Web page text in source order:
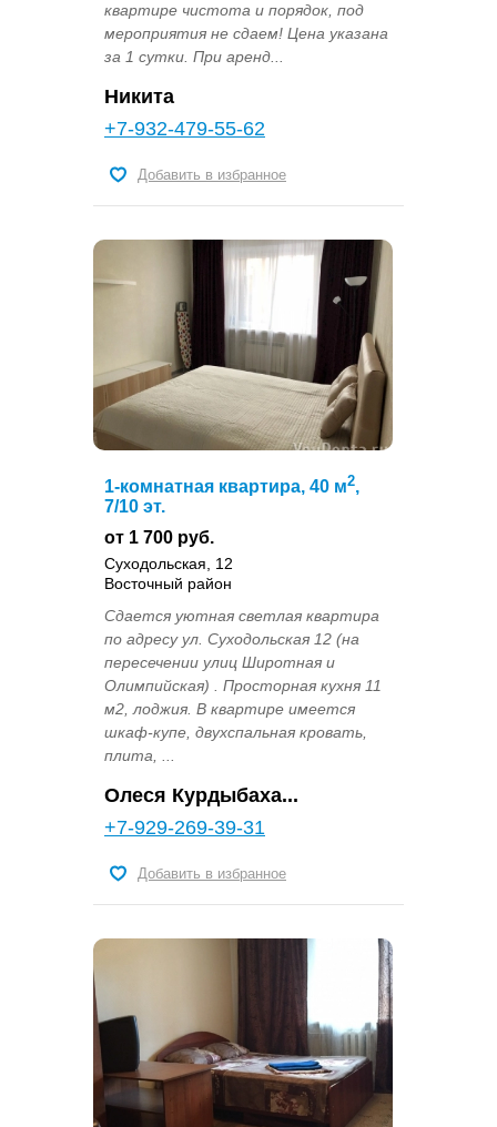
квартире чистота и порядок, под
мероприятия не сдаем! Цена указана
за 1 сутки. При аренд...
Никита
+7-932-479-55-62
Добавить в избранное
1-комнатная квартира, 40 м2,
7/10 эт.
от 1 700 руб.
Суходольская, 12
Восточный район
Сдается уютная светлая квартира
по адресу ул. Суходольская 12 (на
пересечении улиц Широтная и
Олимпийская) . Просторная кухня 11
м2, лоджия. В квартире имеется
шкаф-купе, двухспальная кровать,
плита, ...
Олеся Курдыбаха...
+7-929-269-39-31
Добавить в избранное